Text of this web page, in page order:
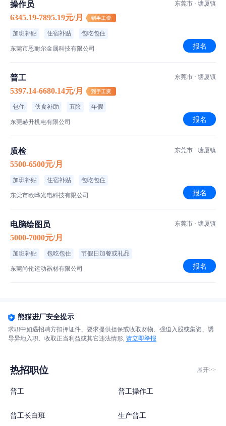
操作员
6345.19-7895.19元/月
加班补贴 住宿补贴 包吃包住
东莞市恩耐尔金属科技有限公司
东莞市 · 塘厦镇
报名
普工
5397.14-6680.14元/月
包住 伙食补助 五险 年假
东莞赫升机电有限公司
东莞市 · 塘厦镇
报名
质检
5500-6500元/月
加班补贴 住宿补贴 包吃包住
东莞市欧晔光电科技有限公司
东莞市 · 塘厦镇
报名
电脑绘图员
5000-7000元/月
加班补贴 包吃包住 节假日加餐或礼品
东莞尚伦运动器材有限公司
东莞市 · 塘厦镇
报名
熊猫进厂安全提示
求职中如遇招聘方扣押证件、要求提供担保或收取财物、强迫入股或集资、诱
导异地入职、收取正当利益或其它违法情形, 请立即举报
热招职位 展开>>
普工 普工操作工
普工长白班 生产普工